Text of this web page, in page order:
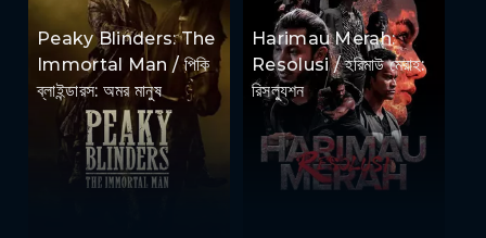
Peaky Blinders: The
Immortal Man / পিকি
ব্লাইন্ডারস: অমর মানুষ
Harimau Merah:
Resolusi / হরিমাউ মেরাহ:
রিসল্যুশন